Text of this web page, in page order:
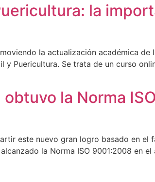
la
la actualización académica de
Puericultura. Se trata de un curso
la Norma
este nuevo gran logro basado en
la Norma ISO 9001:2008 en